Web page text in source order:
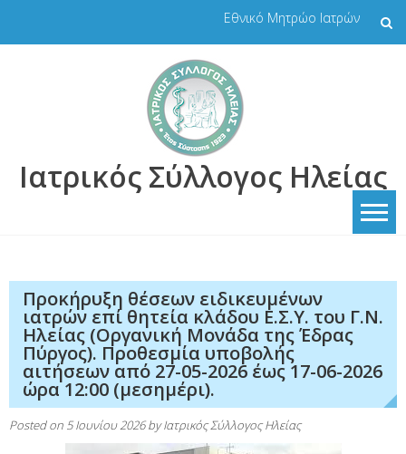
Εθνικό Μητρώο Ιατρών
Ιατρικός Σύλλογος Ηλείας
Προκήρυξη θέσεων ειδικευμένων
ιατρών επί θητεία κλάδου Ε.Σ.Υ. του Γ.Ν.
Ηλείας (Οργανική Μονάδα της Έδρας
Πύργος). Προθεσμία υποβολής
αιτήσεων από 27-05-2026 έως 17-06-2026
ώρα 12:00 (μεσημέρι).
Posted on 5 Ιουνίου 2026byΙατρικός Σύλλογος Ηλείας